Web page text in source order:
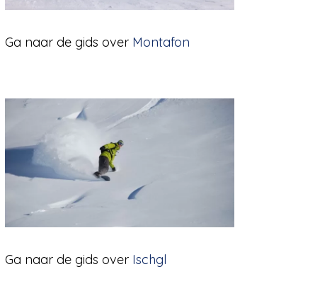
Ga naar de gids over Montafon
Ga naar de gids over Ischgl